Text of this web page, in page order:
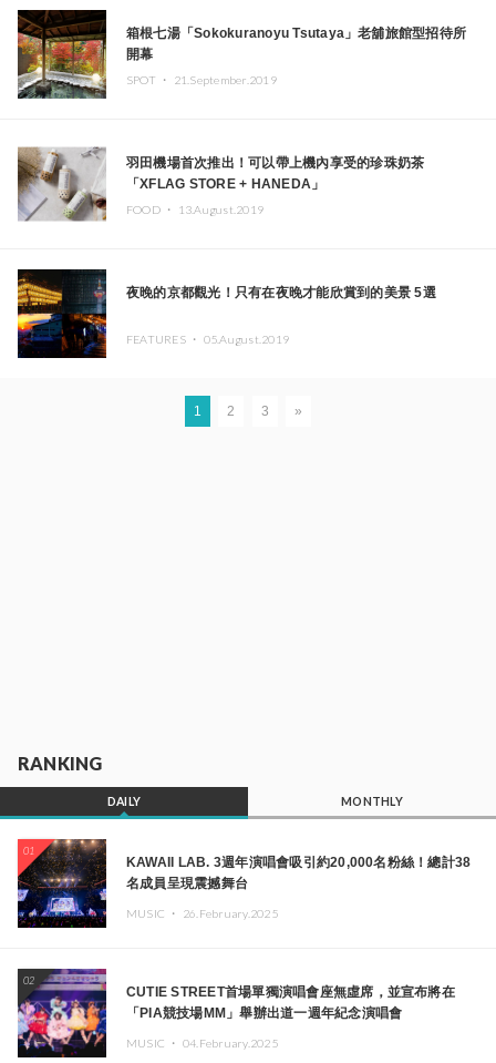
箱根七湯「Sokokuranoyu Tsutaya」老舖旅館型招待所
開幕
SPOT ・ 21.September.2019
羽田機場首次推出！可以帶上機內享受的珍珠奶茶
「XFLAG STORE + HANEDA」
FOOD ・ 13.August.2019
夜晚的京都觀光！只有在夜晚才能欣賞到的美景 5選
FEATURES ・ 05.August.2019
1 2 3 »
RANKING
DAILY MONTHLY
01
KAWAII LAB. 3週年演唱會吸引約20,000名粉絲！總計38
名成員呈現震撼舞台
MUSIC ・ 26.February.2025
02
CUTIE STREET首場單獨演唱會座無虛席，並宣布將在
「PIA競技場MM」舉辦出道一週年紀念演唱會
MUSIC ・ 04.February.2025